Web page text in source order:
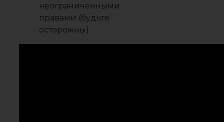
неограниченными
правами (будьте
осторожны)